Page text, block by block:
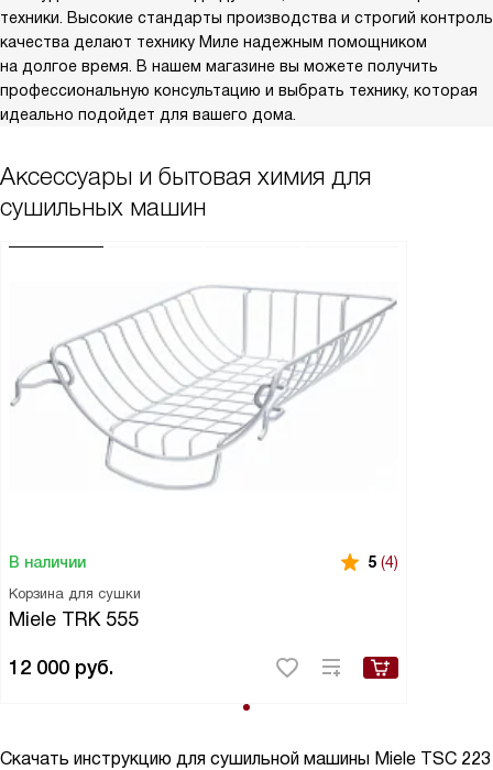
техники. Высокие стандарты производства и строгий контроль
качества делают технику Миле надежным помощником
на долгое время. В нашем магазине вы можете получить
профессиональную консультацию и выбрать технику, которая
идеально подойдет для вашего дома.
Аксессуары и бытовая химия для
сушильных машин
В наличии 5 (4)
Корзина для сушки
Miele TRK 555
12 000 руб.
Скачать инструкцию для сушильной машины Miele TSC 223